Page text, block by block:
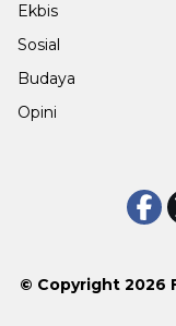
Ekbis
Sosial
Budaya
Opini
© Copyright 2026